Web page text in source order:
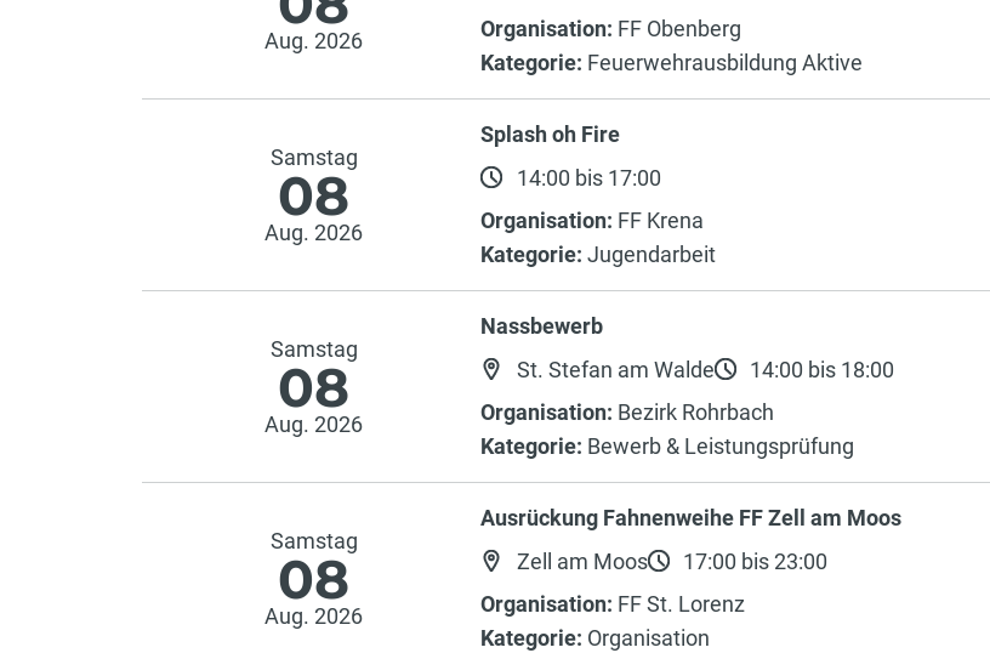
Aug. 2026
Organisation: FF Obenberg
Kategorie: Feuerwehrausbildung Aktive
Samstag
08
Aug. 2026
Splash oh Fire
14:00 bis 17:00
Organisation: FF Krena
Kategorie: Jugendarbeit
Samstag
08
Aug. 2026
Nassbewerb
St. Stefan am Walde
14:00 bis 18:00
Organisation: Bezirk Rohrbach
Kategorie: Bewerb & Leistungsprüfung
Samstag
08
Aug. 2026
Ausrückung Fahnenweihe FF Zell am Moos
Zell am Moos
17:00 bis 23:00
Organisation: FF St. Lorenz
Kategorie: Organisation